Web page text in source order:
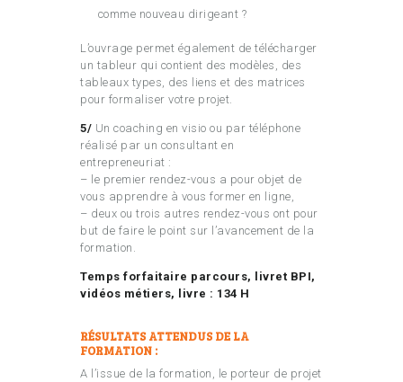
comme nouveau dirigeant ?
L’ouvrage permet également de télécharger
un tableur qui contient des modèles, des
tableaux types, des liens et des matrices
pour formaliser votre projet.
5/ Un coaching en visio ou par téléphone
réalisé par un consultant en
entrepreneuriat :
– le premier rendez-vous a pour objet de
vous apprendre à vous former en ligne,
– deux ou trois autres rendez-vous ont pour
but de faire le point sur l’avancement de la
formation.
Temps forfaitaire parcours, livret BPI,
vidéos métiers, livre : 134 H
RÉSULTATS ATTENDUS DE LA
FORMATION :
A l’issue de la formation, le porteur de projet